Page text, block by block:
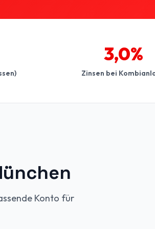
3,0%
Zinsen bei
Konto für